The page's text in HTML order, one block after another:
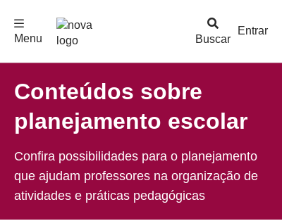
Buscar
Menu
Entrar
Conteúdos sobre
planejamento escolar
Confira possibilidades para o planejamento
que ajudam professores na organização de
atividades e práticas pedagógicas